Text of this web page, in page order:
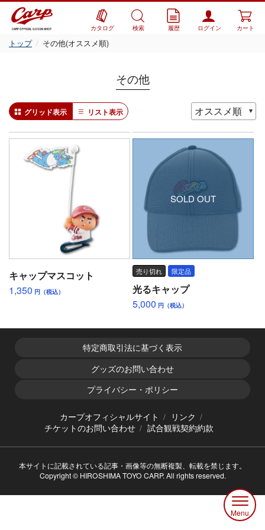
CARP OFFICIAL GOODS SHOP カタログ 検索 履歴 ログイン カート
トップ その他(オススメ順)
その他
グリッド表示 リスト表示
キャップマスコット
1,350 円（税込）
SOLD OUT
売り切れ 限定品
光るキャップ
5,000 円（税込）
特定商取引法に基づく表示
グッズのお問い合わせ
プライバシー・ポリシー
カープオフィシャルサイト
リンク
チケットのお問い合わせ
試合観戦契約約款
本サイトに記載されている記事・画像等の無断複製、転載を禁じます。
Copyright © HIROSHIMA TOYO CARP. All rights reserved.